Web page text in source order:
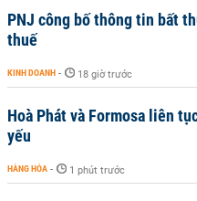
PNJ công bố thông tin bất
thuế
KINH DOANH - 18 giờ trước
Hoà Phát và Formosa liên
yếu
HÀNG HÓA - 1 phút trước